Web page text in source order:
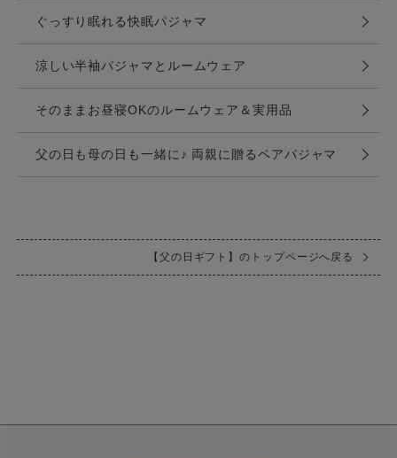
ぐっすり眠れる快眠パジャマ
涼しい半袖パジャマとルームウェア
そのままお昼寝OKのルームウェア＆実用品
父の日も母の日も一緒に♪ 両親に贈るペアパジャマ
【父の日ギフト】のトップページへ戻る